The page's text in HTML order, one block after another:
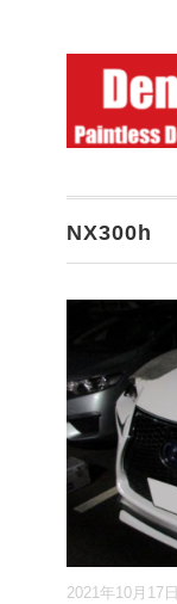
NX300h
2021年10月17日